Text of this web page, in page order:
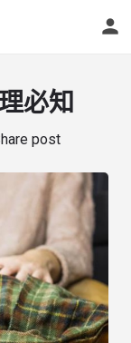
必知
post